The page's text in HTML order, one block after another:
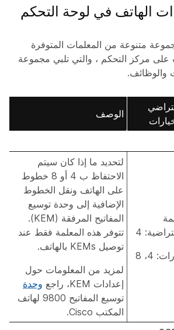
الهاتف في لوحة التحكم
متنوعة من المعلمات المتوفرة
على مركز التحكم ، والتي تلبي مجموعة
والوظائف.
الوصف
4
4، 8
لتحديد ما إذا كان سيتم
الاحتفاظ ب 4 أو 8 خطوط
على الهاتف ونقل الخطوط
الإضافية إلى وحدة توسيع
المفاتيح المرفقة (KEM).
تتوفر هذه المعلمة فقط عند
توصيل KEMs بالهاتف.
لمزيد من المعلومات حول
إعدادات KEM، راجع
وحدة
توسيع المفاتيح 9800 لهاتف
المكتب Cisco.